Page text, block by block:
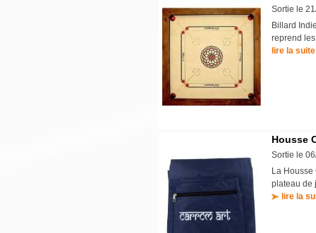
Sortie le
Billard
reprend
lire la suite
Housse
Sortie le
La Housse
plateau de
lire la